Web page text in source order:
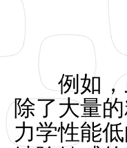
例如，虽
除了大量
力学性能